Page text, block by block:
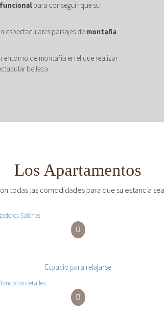
para conseguir que su
espectaculares paisajes de montaña
entorno de montaña en el que realizar
belleza.
Los Apartamentos
todas las comodidades para que su estancia
Espacio para relajarse